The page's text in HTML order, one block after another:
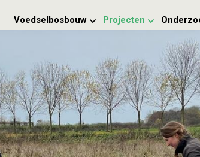
Voedselbosbouw Projecten